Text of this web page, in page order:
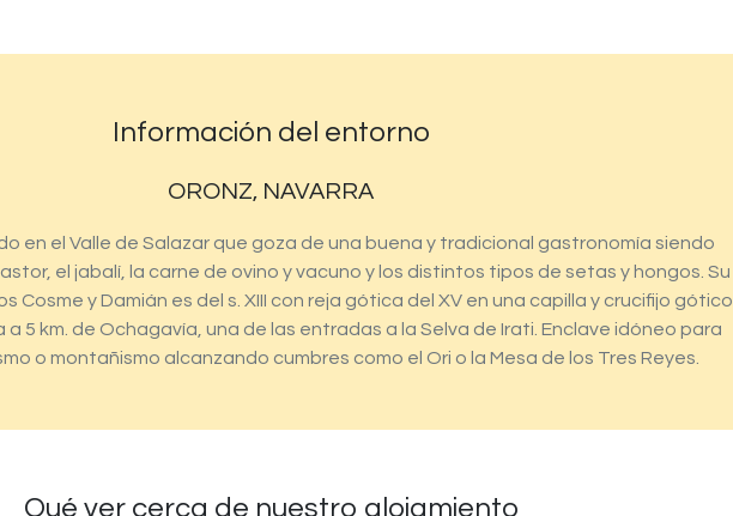
Información del entorno
ORONZ, NAVARRA
en el Valle de Salazar que goza de una buena y tradicional gastronomía siendo
el jabalí, la carne de ovino y vacuno y los distintos tipos de setas y hongos. Su
Cosme y Damián es del s. XIII con reja gótica del XV en una capilla y crucifijo gótico
a 5 km. de Ochagavía, una de las entradas a la Selva de Irati. Enclave idóneo para
o montañismo alcanzando cumbres como el Ori o la Mesa de los Tres Reyes.
Qué ver cerca de nuestro alojamiento